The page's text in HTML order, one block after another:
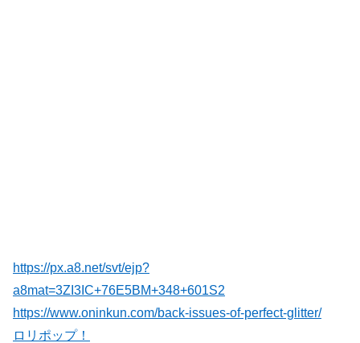
https://px.a8.net/svt/ejp?
a8mat=3ZI3IC+76E5BM+348+601S2
https://www.oninkun.com/back-issues-of-perfect-glitter/
ロリポップ！